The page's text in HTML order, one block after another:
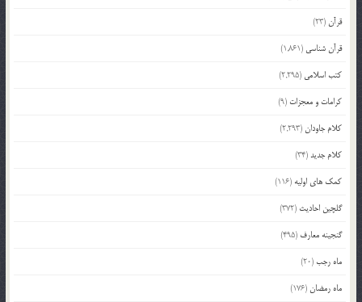
قرآن(23)
قرآن شناسی (1,861)
کتب اسلامی (2,295)
کرامات و معجزات (9)
کلام جاودان(2,293)
کلام جدید(34)
کمک های اولیه (116)
گلچین احادیث (372)
گنجینه معارف (495)
ماه رجب(20)
ماه رمضان(176)